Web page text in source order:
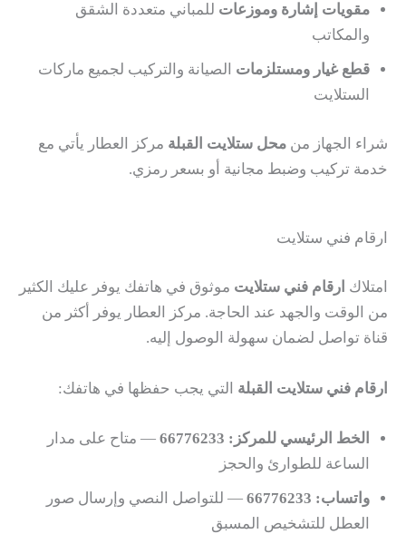
مقويات إشارة وموزعات للمباني متعددة الشقق
والمكاتب
قطع غيار ومستلزمات الصيانة والتركيب لجميع ماركات
الستلايت
شراء الجهاز من محل ستلايت القبلة مركز العطار يأتي مع
خدمة تركيب وضبط مجانية أو بسعر رمزي.
ارقام فني ستلايت
امتلاك ارقام فني ستلايت موثوق في هاتفك يوفر عليك الكثير
من الوقت والجهد عند الحاجة. مركز العطار يوفر أكثر من
قناة تواصل لضمان سهولة الوصول إليه.
ارقام فني ستلايت القبلة التي يجب حفظها في هاتفك:
الخط الرئيسي للمركز: 66776233
— متاح على مدار
الساعة للطوارئ والحجز
واتساب: 66776233
— للتواصل النصي وإرسال صور
العطل للتشخيص المسبق